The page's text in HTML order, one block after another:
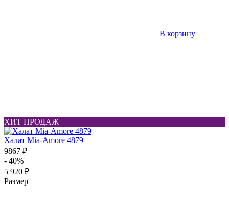
В корзину
ХИТ ПРОДАЖ
Халат Mia-Amore 4879
9867 ₽
- 40%
5 920 ₽
Размер